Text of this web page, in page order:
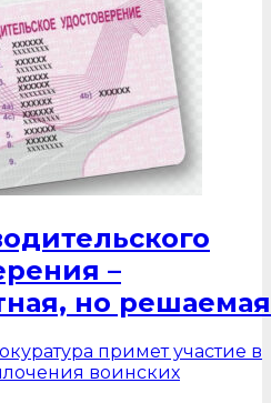
–
но